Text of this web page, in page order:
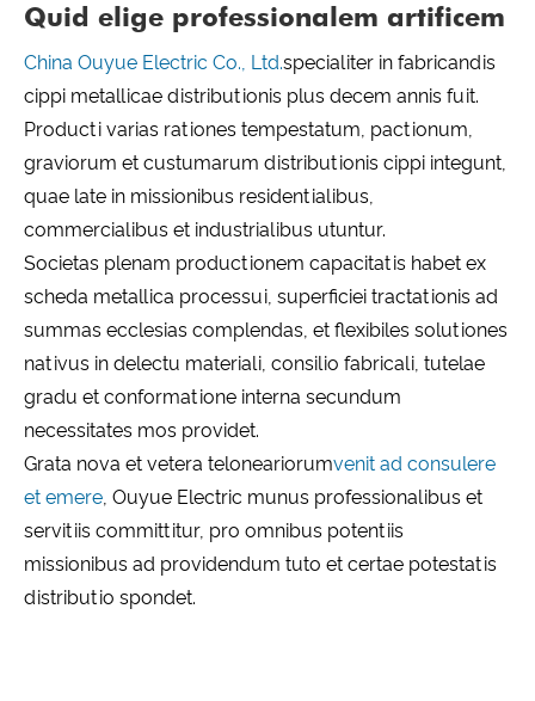
Quid elige professionalem artificem
China Ouyue Electric Co., Ltd.specialiter in fabricandis
cippi metallicae distributionis plus decem annis fuit.
Producti varias rationes tempestatum, pactionum,
graviorum et custumarum distributionis cippi integunt,
quae late in missionibus residentialibus,
commercialibus et industrialibus utuntur.
Societas plenam productionem capacitatis habet ex
scheda metallica processui, superficiei tractationis ad
summas ecclesias complendas, et flexibiles solutiones
nativus in delectu materiali, consilio fabricali, tutelae
gradu et conformatione interna secundum
necessitates mos providet.
Grata nova et vetera teloneariorumvenit ad consulere
et emere, Ouyue Electric munus professionalibus et
servitiis committitur, pro omnibus potentiis
missionibus ad providendum tuto et certae potestatis
distributio spondet.